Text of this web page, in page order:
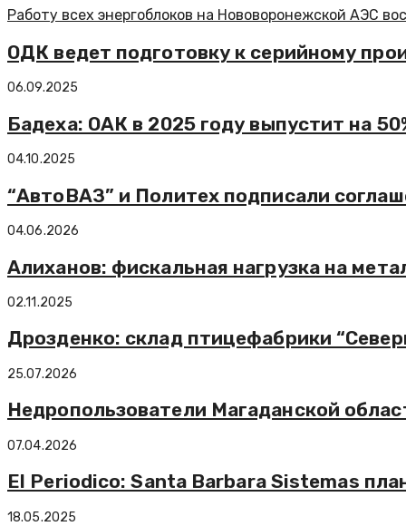
Работу всех энергоблоков на Нововоронежской АЭС
ОДК ведет подготовку к серийному
06.09.2025
Бадеха: ОАК в 2025 году выпустит на
04.10.2025
“АвтоВАЗ” и Политех подписали
04.06.2026
Алиханов: фискальная нагрузка на
02.11.2025
Дрозденко: склад птицефабрики
25.07.2026
Недропользователи Магаданской
07.04.2026
El Periodico: Santa Barbara Sistemas
18.05.2025